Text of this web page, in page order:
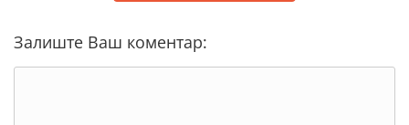
Залиште Ваш коментар: